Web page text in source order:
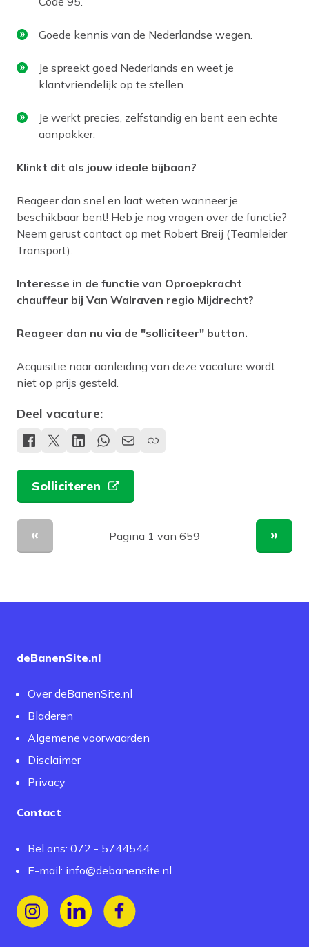
Goede kennis van de Nederlandse wegen.
Je spreekt goed Nederlands en weet je
klantvriendelijk op te stellen.
Je werkt precies, zelfstandig en bent een echte
aanpakker.
Klinkt dit als jouw ideale bijbaan?
Reageer dan snel en laat weten wanneer je
beschikbaar bent! Heb je nog vragen over de functie?
Neem gerust contact op met Robert Breij (Teamleider
Transport).
Interesse in de functie van Oproepkracht
chauffeur bij Van Walraven regio Mijdrecht?
Reageer dan nu via de "solliciteer" button.
Acquisitie naar aanleiding van deze vacature wordt
niet op prijs gesteld.
Deel vacature:
Solliciteren
Vorige pagina
Pagina 1 van 659
deBanenSite.nl
Over deBanenSite.nl
Bladeren
Algemene voorwaarden
Disclaimer
Privacy
Contact
Bel ons: 072 - 5744544
E-mail: info@debanensite.nl